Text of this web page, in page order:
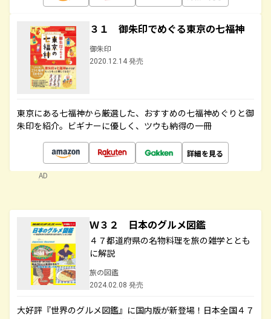
３１ 御朱印でめぐる東京の七福神
御朱印
2020.12.14 発売
東京にある七福神から厳選した、おすすめの七福神めぐりと御
朱印を紹介。ビギナーに優しく、ツウも納得の一冊
詳細を見る
AD
Ｗ３２ 日本のグルメ図鑑
４７都道府県の名物料理を旅の雑学ととも
に解説
旅の図鑑
2024.02.08 発売
大好評『世界のグルメ図鑑』に国内版が新登場！日本全国４７